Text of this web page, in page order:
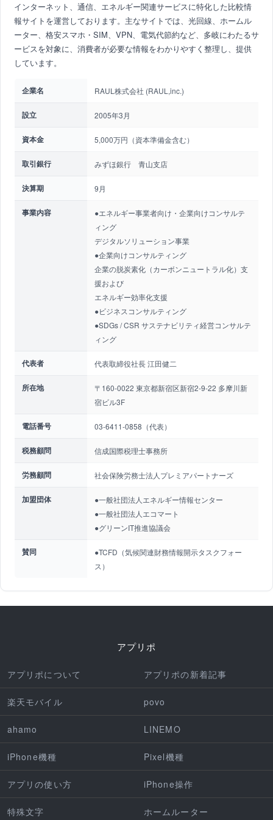
インターネット、通信、エネルギー関連サービスに特化した比較情
報サイトを運営しております。主なサイトでは、光回線、ホームル
ーター、格安スマホ・SIM、VPN、電気代節約など、多岐にわたるサ
ービスを対象に、消費者が必要な情報をわかりやすく整理し、提供
しています。
企業名 RAUL株式会社 (RAUL,inc.)
設立 2005年3月
資本金 5,000万円（資本準備金含む）
取引銀行 みずほ銀行 青山支店
決算期 9月
事業内容
●エネルギー事業者向け・企業向けコンサルテ
ィング
デジタルソリューション事業
●企業向けコンサルティング
企業の脱炭素化（カーボンニュートラル化）支
援および
エネルギー効率化支援
●ビジネスコンサルティング
●SDGs / CSR サステナビリティ経営コンサルテ
ィング
代表者 代表取締役社長 江田健二
所在地
〒160-0022 東京都新宿区新宿2-9-22 多摩川新
宿ビル3F
電話番号 03-6411-0858（代表）
税務顧問 信成国際税理士事務所
労務顧問 社会保険労務士法人プレミアパートナーズ
加盟団体
●一般社団法人エネルギー情報センター
●一般社団法人エコマート
●グリーンIT推進協議会
賛同
●TCFD（気候関連財務情報開示タスクフォー
ス）
アプリポ
アプリポについて アプリポの新着記事
楽天モバイル povo
ahamo LINEMO
iPhone機種 Pixel機種
アプリの使い方 iPhone操作
特殊文字 ホームルーター